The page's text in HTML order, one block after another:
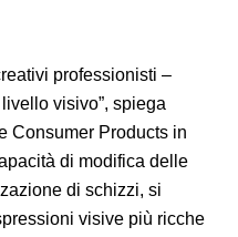
professionisti –
visivo”, spiega
Consumer Products in
di modifica delle
di schizzi, si
visive più ricche